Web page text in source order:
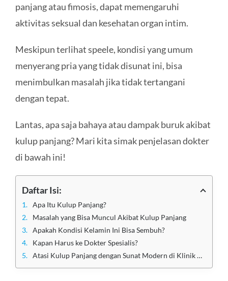
panjang atau fimosis, dapat memengaruhi
aktivitas seksual dan kesehatan organ intim.
Meskipun terlihat speele, kondisi yang umum
menyerang pria yang tidak disunat ini, bisa
menimbulkan masalah jika tidak tertangani
dengan tepat.
Lantas, apa saja bahaya atau dampak buruk akibat
kulup panjang? Mari kita simak penjelasan dokter
di bawah ini!
Daftar Isi:
Apa Itu Kulup Panjang?
Masalah yang Bisa Muncul Akibat Kulup Panjang
Apakah Kondisi Kelamin Ini Bisa Sembuh?
Kapan Harus ke Dokter Spesialis?
Atasi Kulup Panjang dengan Sunat Modern di Klinik Utama Sentosa